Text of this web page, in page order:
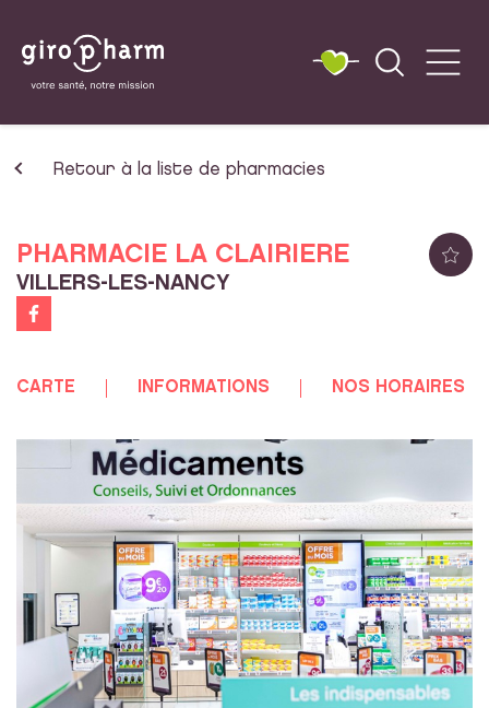
Retour à la liste de pharmacies
PHARMACIE LA CLAIRIERE
VILLERS-LES-NANCY
CARTE INFORMATIONS NOS HORAIRES